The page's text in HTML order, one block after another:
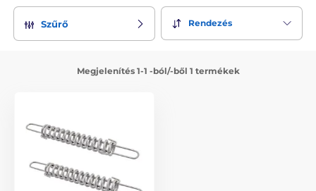
Szűrő Rendezés
Megjelenítés 1-1 -ból/-ből 1 termékek